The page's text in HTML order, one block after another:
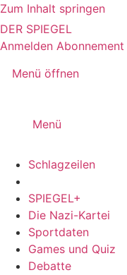
Zum Inhalt springen
DER SPIEGEL
Anmelden Abonnement
Menü öffnen
Menü
Schlagzeilen
SPIEGEL+
Die Nazi-Kartei
Sportdaten
Games und Quiz
Debatte